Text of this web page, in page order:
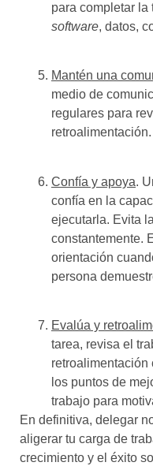
para completar
software, datos,
Mantén una
medio de
regulares para
retroalimentación.
Confía y apoya.
confía en la
ejecutarla. Evita
constantemente.
orientación
persona
Evalúa y
tarea, revisa el
retroalimentación
los puntos de
trabajo para
En definitiva, delegar
aligerar tu carga de
crecimiento y el éxito